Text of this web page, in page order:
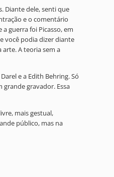
Diante dele, senti que
e o comentário
guerra foi Picasso, em
você podia dizer diante
A teoria sem a
e a Edith Behring. Só
gravador. Essa
mais gestual,
público, mas na